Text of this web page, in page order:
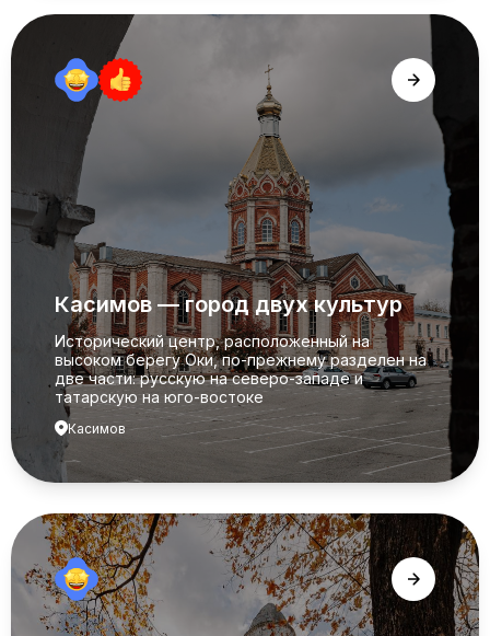
Касимов — город двух культур
Исторический центр, расположенный на
высоком берегу Оки, по-прежнему разделен на
две части: русскую на северо-западе и
татарскую на юго-востоке
Касимов